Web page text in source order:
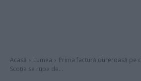
Acasă Lumea
Prima factură dureroasă pe
Scoția se rupe de...